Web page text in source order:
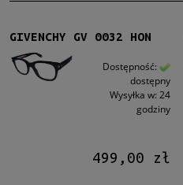
Damskie (3)
Męskie
Okrągłe/Owalne (1)
GIVENCHY GV 0032 HON
Dostępność:
dostępny
Wysyłka w: 24
godziny
499,00 zł